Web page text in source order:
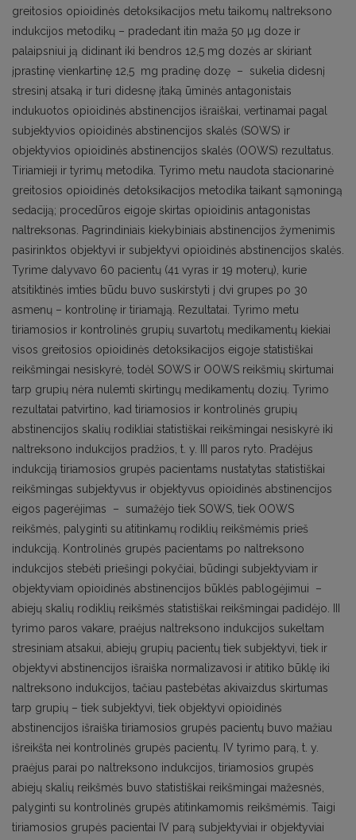
greitosios opioidinės detoksikacijos metu taikomų naltreksono
indukcijos metodikų – pradedant itin maža 50 µg doze ir
palaipsniui ją didinant iki bendros 12,5 mg dozės ar skiriant
įprastinę vienkartinę 12,5 mg pradinę dozę – sukelia didesnį
stresinį atsaką ir turi didesnę įtaką ūminės antagonistais
indukuotos opioidinės abstinencijos išraiškai, vertinamai pagal
subjektyvios opioidinės abstinencijos skalės (SOWS) ir
objektyvios opioidinės abstinencijos skalės (OOWS) rezultatus.
Tiriamieji ir tyrimų metodika. Tyrimo metu naudota stacionarinė
greitosios opioidinės detoksikacijos metodika taikant sąmoningą
sedaciją; procedūros eigoje skirtas opioidinis antagonistas
naltreksonas. Pagrindiniais kiekybiniais abstinencijos žymenimis
pasirinktos objektyvi ir subjektyvi opioidinės abstinencijos skalės.
Tyrime dalyvavo 60 pacientų (41 vyras ir 19 moterų), kurie
atsitiktinės imties būdu buvo suskirstyti į dvi grupes po 30
asmenų – kontrolinę ir tiriamąją. Rezultatai. Tyrimo metu
tiriamosios ir kontrolinės grupių suvartotų medikamentų kiekiai
visos greitosios opioidinės detoksikacijos eigoje statistiškai
reikšmingai nesiskyrė, todėl SOWS ir OOWS reikšmių skirtumai
tarp grupių nėra nulemti skirtingų medikamentų dozių. Tyrimo
rezultatai patvirtino, kad tiriamosios ir kontrolinės grupių
abstinencijos skalių rodikliai statistiškai reikšmingai nesiskyrė iki
naltreksono indukcijos pradžios, t. y. III paros ryto. Pradėjus
indukciją tiriamosios grupės pacientams nustatytas statistiškai
reikšmingas subjektyvus ir objektyvus opioidinės abstinencijos
eigos pagerėjimas – sumažėjo tiek SOWS, tiek OOWS
reikšmės, palyginti su atitinkamų rodiklių reikšmėmis prieš
indukciją. Kontrolinės grupės pacientams po naltreksono
indukcijos stebėti priešingi pokyčiai, būdingi subjektyviam ir
objektyviam opioidinės abstinencijos būklės pablogėjimui –
abiejų skalių rodiklių reikšmės statistiškai reikšmingai padidėjo. III
tyrimo paros vakare, praėjus naltreksono indukcijos sukeltam
stresiniam atsakui, abiejų grupių pacientų tiek subjektyvi, tiek ir
objektyvi abstinencijos išraiška normalizavosi ir atitiko būklę iki
naltreksono indukcijos, tačiau pastebėtas akivaizdus skirtumas
tarp grupių – tiek subjektyvi, tiek objektyvi opioidinės
abstinencijos išraiška tiriamosios grupės pacientų buvo mažiau
išreikšta nei kontrolinės grupės pacientų. IV tyrimo parą, t. y.
praėjus parai po naltreksono indukcijos, tiriamosios grupės
abiejų skalių reikšmės buvo statistiškai reikšmingai mažesnės,
palyginti su kontrolinės grupės atitinkamomis reikšmėmis. Taigi
tiriamosios grupės pacientai IV parą subjektyviai ir objektyviai